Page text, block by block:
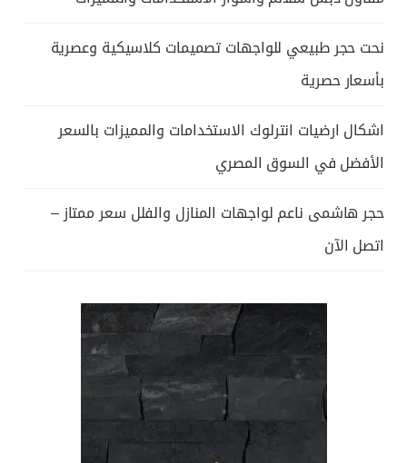
نحت حجر طبيعي للواجهات تصميمات كلاسيكية وعصرية
بأسعار حصرية
اشكال ارضيات انترلوك الاستخدامات والمميزات بالسعر
الأفضل في السوق المصري
حجر هاشمى ناعم لواجهات المنازل والفلل سعر ممتاز –
اتصل الآن